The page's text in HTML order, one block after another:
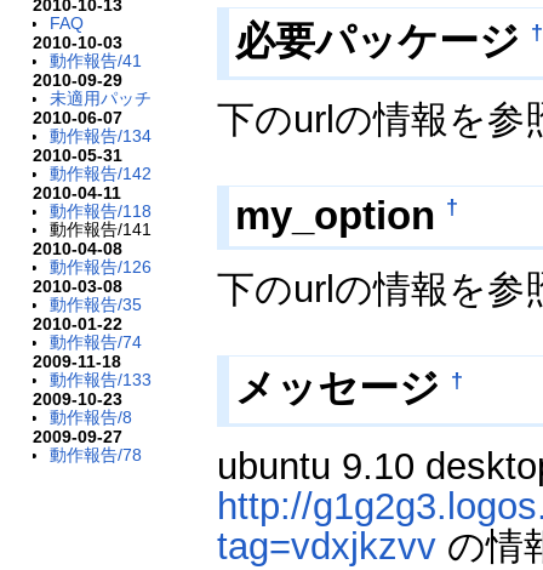
2010-10-13
FAQ
2010-10-03
動作報告/41
2010-09-29
未適用パッチ
2010-06-07
動作報告/134
2010-05-31
動作報告/142
2010-04-11
動作報告/118
動作報告/141
2010-04-08
動作報告/126
2010-03-08
動作報告/35
2010-01-22
動作報告/74
2009-11-18
動作報告/133
2009-10-23
動作報告/8
2009-09-27
動作報告/78
必要パッケージ †
下のurlの情報を参
my_option †
下のurlの情報を参
メッセージ †
ubuntu 9.10
http://
tag=vdxjkzvvの情